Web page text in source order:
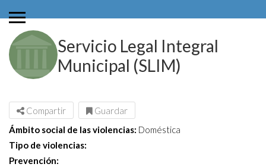
Servicio Legal Integral
Municipal (SLIM)
Compartir
Guardar
Ámbito social de las violencias: Doméstica
Tipo de violencias:
Prevención: